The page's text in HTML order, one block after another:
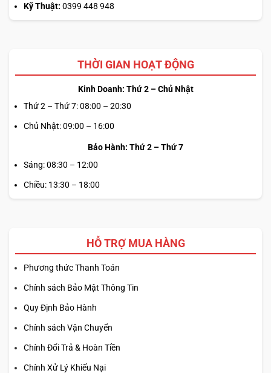
Kỹ Thuật: 0399 448 948
THỜI GIAN HOẠT ĐỘNG
Kinh Doanh: Thứ 2 – Chủ Nhật
Thứ 2 – Thứ 7: 08:00 – 20:30
Chủ Nhật: 09:00 – 16:00
Bảo Hành: Thứ 2 – Thứ 7
Sáng: 08:30 – 12:00
Chiều: 13:30 – 18:00
HỖ TRỢ MUA HÀNG
Phương thức Thanh Toán
Chính sách Bảo Mật Thông Tin
Quy Định Bảo Hành
Chính sách Vận Chuyển
Chính Đổi Trả & Hoàn Tiền
Chính Xử Lý Khiếu Nại